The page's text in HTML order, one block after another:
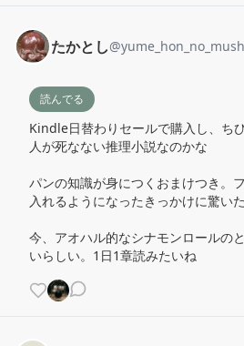
たかとし@
読んでる
Kindle日替わりセールで購入し、ち
人が死なない推理小説なのかな
パンの知識が身につくおまけつき。
入れるようになったきっかけに驚いた
今、アオハル的なシナモンロールの
いらしい。1日1章読みたいね